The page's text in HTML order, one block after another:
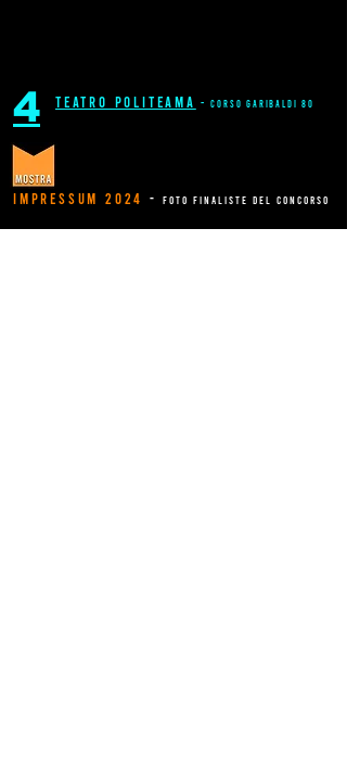
4 teatro politeama -corso garibaldi 80
impressum 2024 -foto finaliste del concorso